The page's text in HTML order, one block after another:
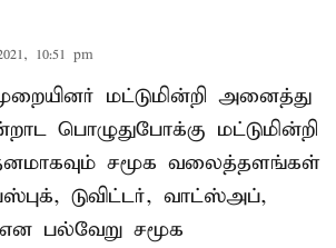
10:51 pm
மட்டுமின்றி அனைத்து
பொழுதுபோக்கு மட்டுமின்றி
சமூக வலைத்தளங்கள்
டுவிட்டர், வாட்ஸ்அப்,
பல்வேறு சமூக